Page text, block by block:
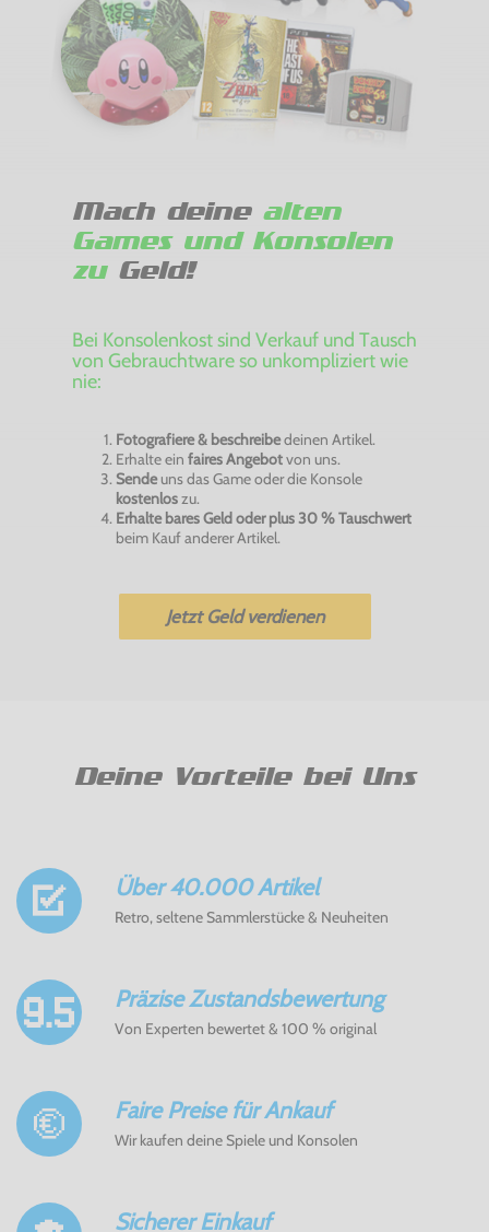
Mach deine alten
Games und Konsolen
zuGeld!
Bei Konsolenkost sind Verkauf und Tausch
von Gebrauchtware so unkompliziert wie
nie:
Fotografiere & beschreibedeinen Artikel.
Erhalte ein faires Angebotvon uns.
Sendeuns das Game oder die Konsole
kostenloszu.
Erhalte bares Geld oder plus 30 % Tauschwert
beim Kauf anderer Artikel.
Jetzt Geld verdienen
Deine Vorteile bei Uns
Über 40.000 Artikel
Retro, seltene Sammlerstücke & Neuheiten
Präzise Zustandsbewertung
Von Experten bewertet & 100 % original
Faire Preise für Ankauf
Wir kaufen deine Spiele und Konsolen
Sicherer Einkauf